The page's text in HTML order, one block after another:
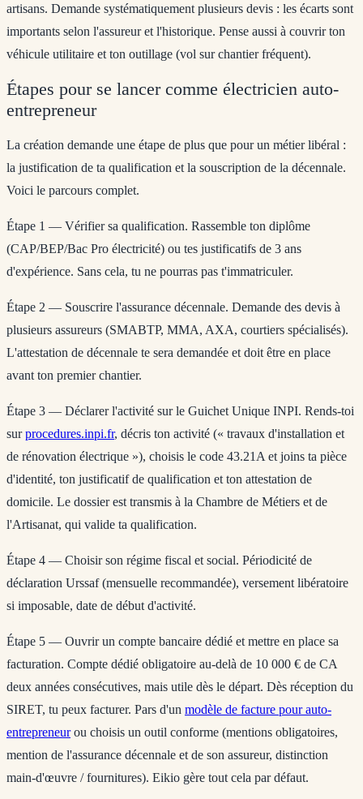
artisans. Demande systématiquement plusieurs devis : les écarts sont
importants selon l'assureur et l'historique. Pense aussi à couvrir ton
véhicule utilitaire et ton outillage (vol sur chantier fréquent).
Étapes pour se lancer comme électricien auto-
entrepreneur
La création demande une étape de plus que pour un métier libéral :
la justification de ta qualification et la souscription de la décennale.
Voici le parcours complet.
Étape 1 — Vérifier sa qualification. Rassemble ton diplôme
(CAP/BEP/Bac Pro électricité) ou tes justificatifs de 3 ans
d'expérience. Sans cela, tu ne pourras pas t'immatriculer.
Étape 2 — Souscrire l'assurance décennale. Demande des devis à
plusieurs assureurs (SMABTP, MMA, AXA, courtiers spécialisés).
L'attestation de décennale te sera demandée et doit être en place
avant ton premier chantier.
Étape 3 — Déclarer l'activité sur le Guichet Unique INPI. Rends-toi
surprocedures.inpi.fr, décris ton activité (« travaux d'installation et
de rénovation électrique »), choisis le code 43.21A et joins ta pièce
d'identité, ton justificatif de qualification et ton attestation de
domicile. Le dossier est transmis à la Chambre de Métiers et de
l'Artisanat, qui valide ta qualification.
Étape 4 — Choisir son régime fiscal et social. Périodicité de
déclaration Urssaf (mensuelle recommandée), versement libératoire
si imposable, date de début d'activité.
Étape 5 — Ouvrir un compte bancaire dédié et mettre en place sa
facturation. Compte dédié obligatoire au-delà de 10 000 € de CA
deux années consécutives, mais utile dès le départ. Dès réception du
SIRET, tu peux facturer. Pars d'un modèle de facture pour auto-
entrepreneurou choisis un outil conforme (mentions obligatoires,
mention de l'assurance décennale et de son assureur, distinction
main-d'œuvre / fournitures). Eikio gère tout cela par défaut.